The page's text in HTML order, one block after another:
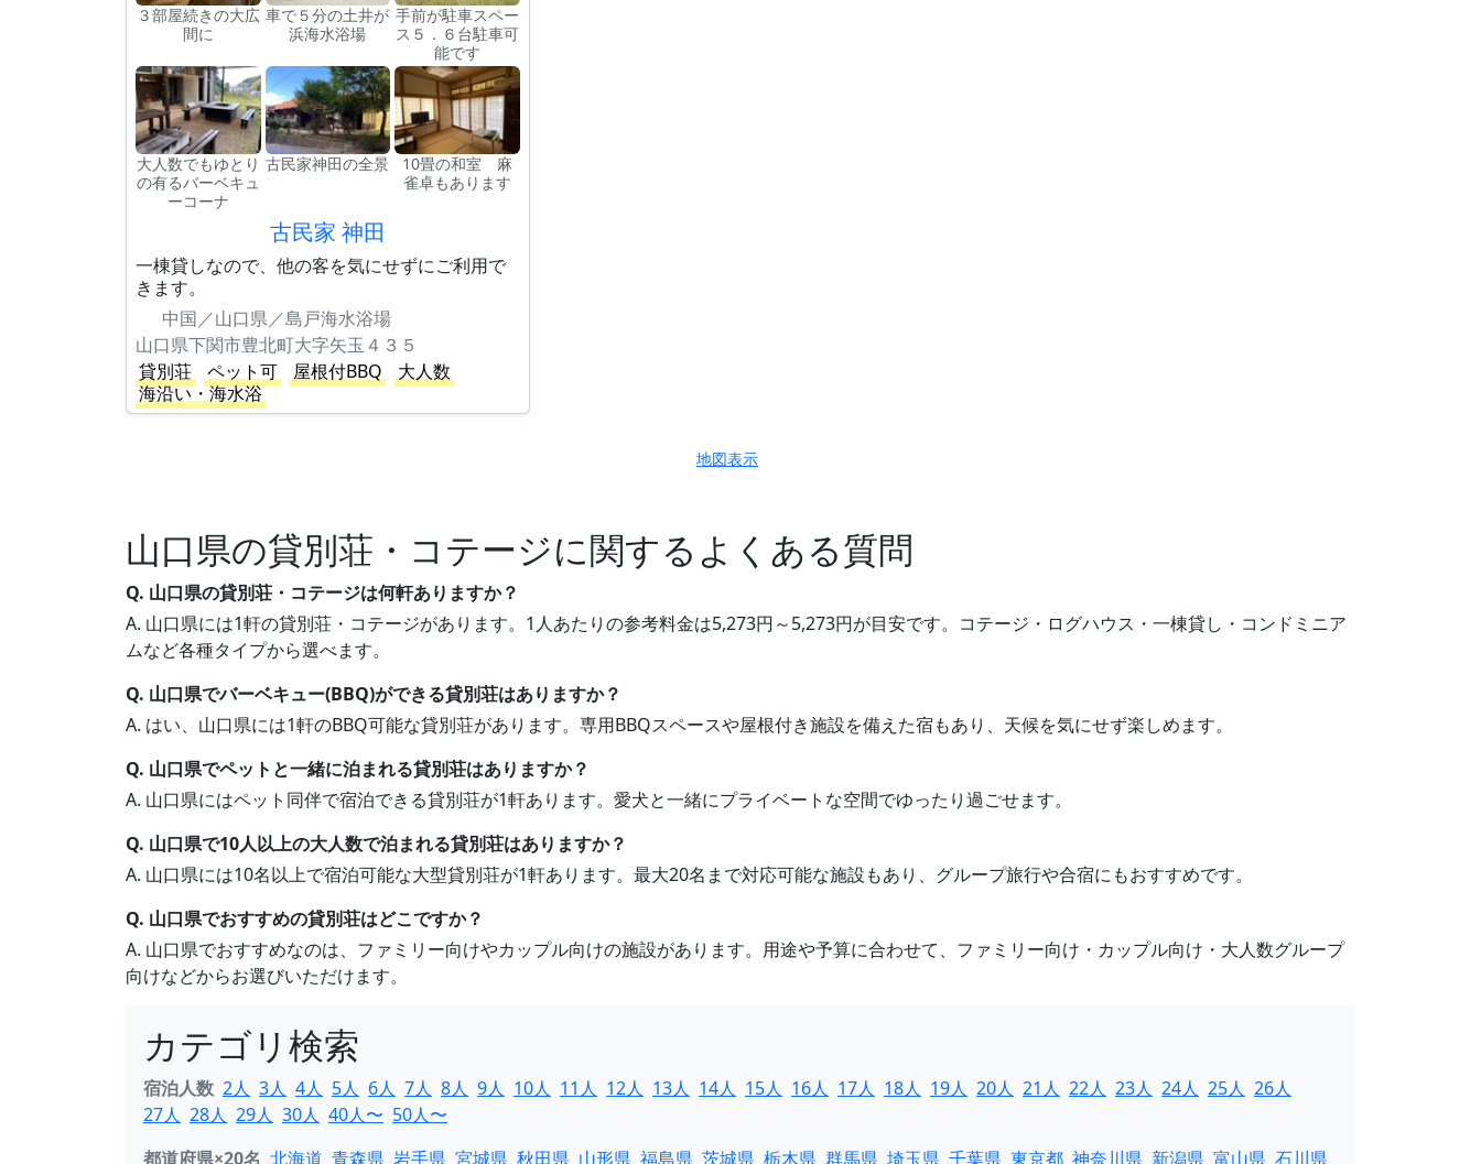
３部屋続きの大広
間に
車で５分の土井が
浜海水浴場
手前が駐車スペー
ス５．６台駐車可
能です
大人数でもゆとり
の有るバーベキュ
ーコーナ
古民家神田の全景
10畳の和室 麻
雀卓もあります
古民家 神田
一棟貸しなので、他の客を気にせずにご利用で
きます。
中国／山口県／島戸海水浴場
山口県下関市豊北町大字矢玉４３５
貸別荘
ペット可 屋根付BBQ
大人数
海沿い・海水浴
地図表示
山口県の貸別荘・コテージに関するよくある質問
Q. 山口県の貸別荘・コテージは何軒ありますか？
A. 山口県には1軒の貸別荘・コテージがあります。1人あたりの参考料金は5,273円～5,273円が目安です。コテージ・ログハウス・一棟貸し・コンドミニア
ムなど各種タイプから選べます。
Q. 山口県でバーベキュー(BBQ)ができる貸別荘はありますか？
A. はい、山口県には1軒のBBQ可能な貸別荘があります。専用BBQスペースや屋根付き施設を備えた宿もあり、天候を気にせず楽しめます。
Q. 山口県でペットと一緒に泊まれる貸別荘はありますか？
A. 山口県にはペット同伴で宿泊できる貸別荘が1軒あります。愛犬と一緒にプライベートな空間でゆったり過ごせます。
Q. 山口県で10人以上の大人数で泊まれる貸別荘はありますか？
A. 山口県には10名以上で宿泊可能な大型貸別荘が1軒あります。最大20名まで対応可能な施設もあり、グループ旅行や合宿にもおすすめです。
Q. 山口県でおすすめの貸別荘はどこですか？
A. 山口県でおすすめなのは、ファミリー向けやカップル向けの施設があります。用途や予算に合わせて、ファミリー向け・カップル向け・大人数グループ
向けなどからお選びいただけます。
カテゴリ検索
宿泊人数 2人 3人 4人 5人 6人 7人 8人 9人 10人 11人 12人 13人 14人 15人 16人 17人 18人 19人 20人 21人 22人 23人 24人 25人 26人
27人 28人 29人 30人 40人〜 50人〜
都道府県×20名 北海道 青森県 岩手県 宮城県 秋田県 山形県 福島県 茨城県 栃木県 群馬県 埼玉県 千葉県 東京都 神奈川県 新潟県 富山県 石川県